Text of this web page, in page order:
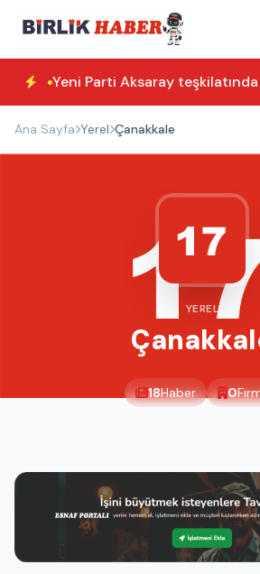
Yeni Parti Aksaray
Ana Sayfa Yerel Çanakkale
YEREL
18Haber 0